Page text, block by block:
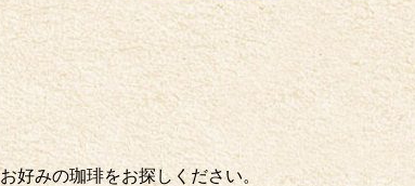
好みの珈琲をお探しください。